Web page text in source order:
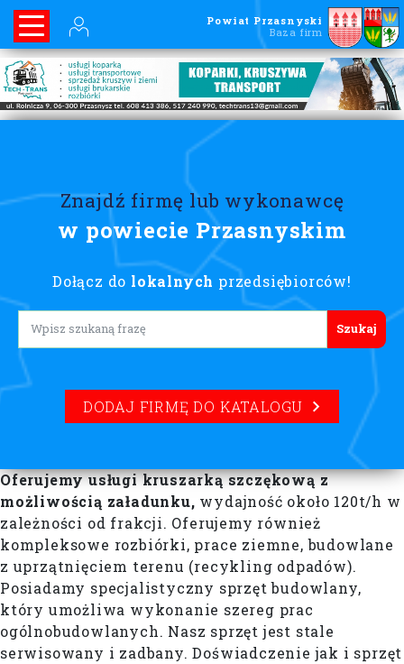
Powiat Przasnyski
Baza firm
Znajdź firmę lub wykonawcę
w powiecie Przasnyskim
Dołącz do lokalnych przedsiębiorców!
Lorem ipsum
DODAJ FIRMĘ DO KATALOGU
Oferujemy usługi kruszarką szczękową z
możliwością załadunku, wydajność około 120t/h w
zależności od frakcji. Oferujemy również
kompleksowe rozbiórki, prace ziemne, budowlane
z uprzątnięciem terenu (recykling odpadów).
Posiadamy specjalistyczny sprzęt budowlany,
który umożliwa wykonanie szereg prac
ogólnobudowlanych. Nasz sprzęt jest stale
serwisowany i zadbany. Doświadczenie jak i sprzęt